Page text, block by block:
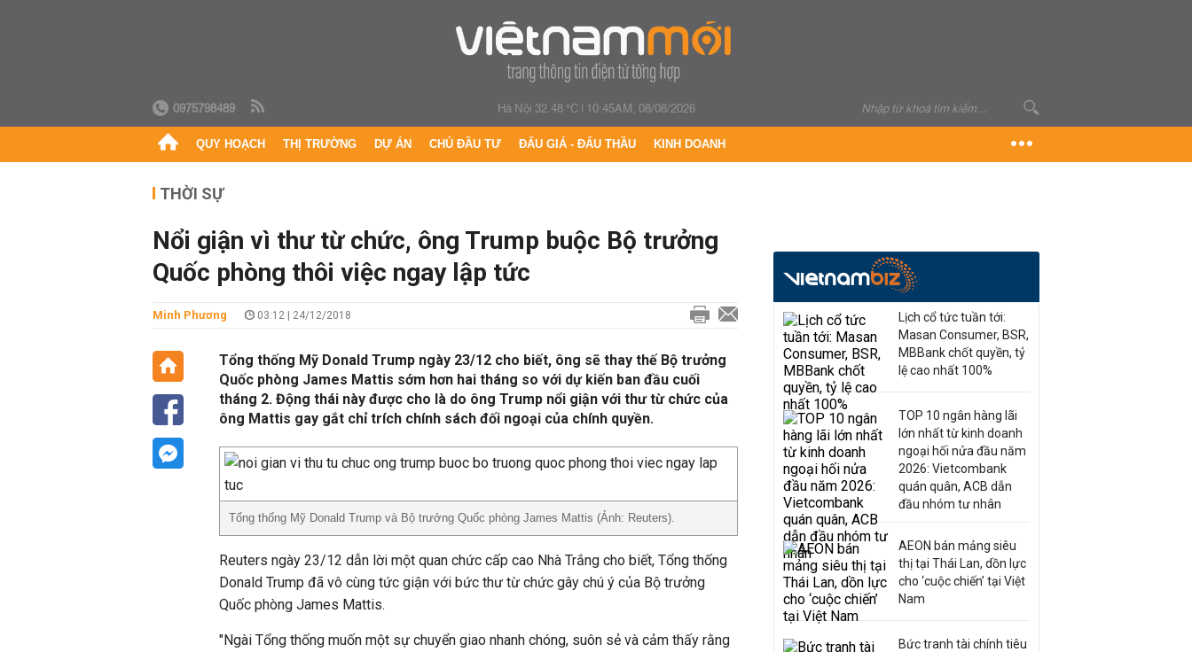
0975798489 Hà Nội 32.48 °C| 10:45AM, 08/08/2026
QUY HOẠCH THỊ TRƯỜNG DỰ ÁN CHỦ ĐẦU TƯ ĐẤU GIÁ - ĐẤU THẦU KINH DOANH
THỜI SỰ
Nổi giận vì thư từ chức, ông Trump buộc Bộ trưởng
Quốc phòng thôi việc ngay lập tức
Minh Phương 03:12 | 24/12/2018
Tổng thống Mỹ Donald Trump ngày 23/12 cho biết, ông sẽ thay thế Bộ trưởng
Quốc phòng James Mattis sớm hơn hai tháng so với dự kiến ban đầu cuối
tháng 2. Động thái này được cho là do ông Trump nổi giận với thư từ chức của
ông Mattis gay gắt chỉ trích chính sách đối ngoại của chính quyền.
Tổng thống Mỹ Donald Trump và Bộ trưởng Quốc phòng James Mattis (Ảnh: Reuters).
Reuters ngày 23/12 dẫn lời một quan chức cấp cao Nhà Trắng cho biết, Tổng thống
Donald Trump đã vô cùng tức giận với bức thư từ chức gây chú ý của Bộ trưởng
Quốc phòng James Mattis.
"Ngài Tổng thống muốn một sự chuyển giao nhanh chóng, suôn sẻ và cảm thấy rằng
Lịch cổ tức tuần tới:
Masan Consumer, BSR,
MBBank chốt quyền, tỷ
lệ cao nhất 100%
TOP 10 ngân hàng lãi
lớn nhất từ kinh doanh
ngoại hối nửa đầu năm
2026: Vietcombank
quán quân, ACB dẫn
đầu nhóm tư nhân
AEON bán mảng siêu
thị tại Thái Lan, dồn lực
cho ‘cuộc chiến’ tại Việt
Nam
Bức tranh tài chính tiêu